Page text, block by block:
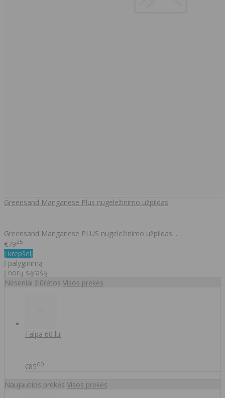
Greensand Manganese Plus nugeležinimo užpildas
Greensand Manganese PLUS nugeležinimo užpildas ..
€7925
Į krepšelį
Į palyginimą
Į norų sąrašą
Neseniai žiūrėtos Visos prekės
Talpa 60 ltr
€8500
Naujausios prekės Visos prekės